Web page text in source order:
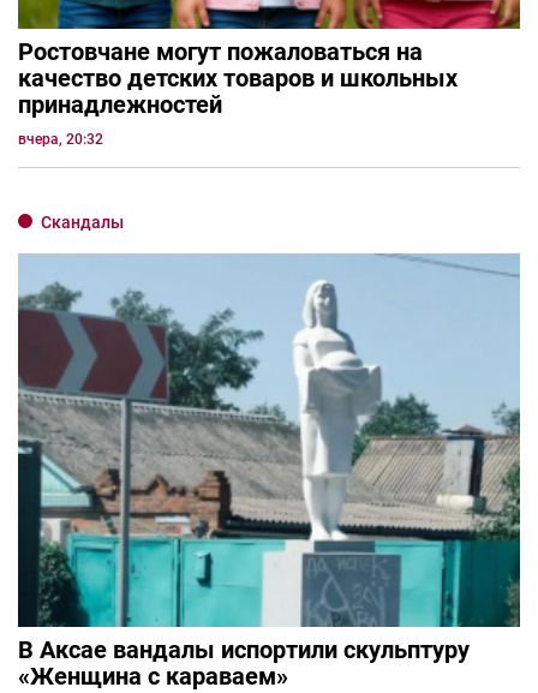
Ростовчане могут пожаловаться на
качество детских товаров и школьных
принадлежностей
вчера, 20:32
Скандалы
В Аксае вандалы испортили скульптуру
«Женщина с караваем»